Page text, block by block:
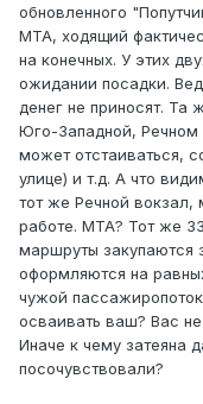
обновленного
МТА, ходящий
на конечных. У этих
ожидании посадки.
денег не приносят. Та
Юго-Западной, Речном
может отстаиваться,
улице) и т.д. А что
тот же Речной
работе. МТА? Тот же
маршруты закупаются
оформляются на
чужой
осваивать ваш? Вас
Иначе к чему затеяна
посочувствовали?